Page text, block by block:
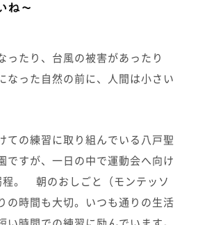
ね～
ったり、台風の被害があったり
なった自然の前に、人間は小さい
ての練習に取り組んでいる八戸聖
ですが、一日の中で運動会へ向け
程。 朝のおしごと（モンテッソ
の時間も大切。いつも通りの生活